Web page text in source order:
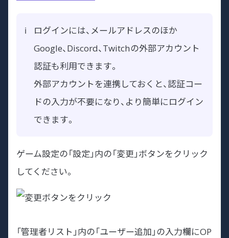
ログインには、メールアドレスのほか
Google、Discord、Twitchの外部アカウント
認証も利用できます。
外部アカウントを連携しておくと、認証コー
ドの入力が不要になり、より簡単にログイン
できます。
ゲーム設定の「設定」内の「変更」ボタンをクリック
してください。
「管理者リスト」内の「ユーザー追加」の入力欄にOP